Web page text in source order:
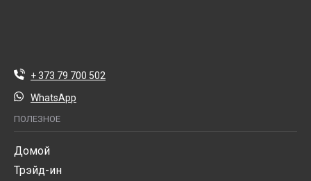
+ 373 79 700 502
WhatsApp
ПОЛЕЗНОЕ
Домой
Трэйд-ин